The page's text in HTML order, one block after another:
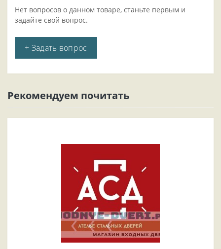
Нет вопросов о данном товаре, станьте первым и
задайте свой вопрос.
+ Задать вопрос
Рекомендуем почитать